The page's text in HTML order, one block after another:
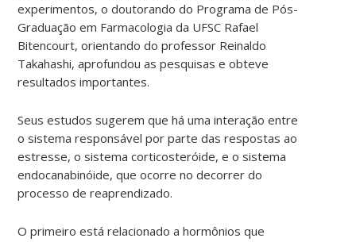
experimentos, o doutorando do Programa de Pós-
Graduação em Farmacologia da UFSC Rafael
Bitencourt, orientando do professor Reinaldo
Takahashi, aprofundou as pesquisas e obteve
resultados importantes.
Seus estudos sugerem que há uma interação entre
o sistema responsável por parte das respostas ao
estresse, o sistema corticosteróide, e o sistema
endocanabinóide, que ocorre no decorrer do
processo de reaprendizado.
O primeiro está relacionado a hormônios que